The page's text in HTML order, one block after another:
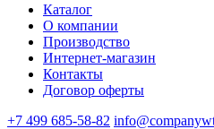
Каталог
О компании
Производство
Интернет-магазин
Контакты
Договор оферты
+7 499 685-58-82